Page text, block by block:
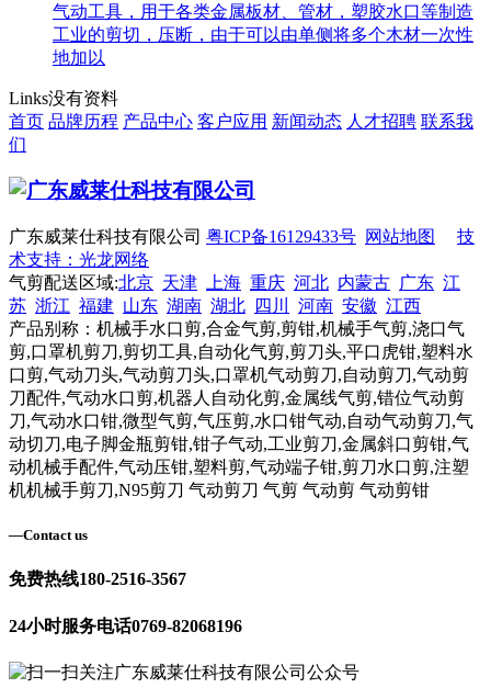
气动工具，用于各类金属板材、管材，塑胶水口等制造
工业的剪切，压断，由于可以由单侧将多个木材一次性
地加以
Links没有资料
首页 品牌历程 产品中心 客户应用 新闻动态 人才招聘 联系我
们
广东威莱仕科技有限公司 粤ICP备16129433号 网站地图
技
术支持：光龙网络
气剪配送区域:北京 天津 上海 重庆 河北 内蒙古 广东 江
苏 浙江 福建 山东 湖南 湖北 四川 河南 安徽 江西
产品别称：机械手水口剪,合金气剪,剪钳,机械手气剪,浇口气
剪,口罩机剪刀,剪切工具,自动化气剪,剪刀头,平口虎钳,塑料水
口剪,气动刀头,气动剪刀头,口罩机气动剪刀,自动剪刀,气动剪
刀配件,气动水口剪,机器人自动化剪,金属线气剪,错位气动剪
刀,气动水口钳,微型气剪,气压剪,水口钳气动,自动气动剪刀,气
动切刀,电子脚金瓶剪钳,钳子气动,工业剪刀,金属斜口剪钳,气
动机械手配件,气动压钳,塑料剪,气动端子钳,剪刀水口剪,注塑
机机械手剪刀,N95剪刀 气动剪刀 气剪 气动剪 气动剪钳
—Contact us
免费热线180-2516-3567
24小时服务电话0769-82068196